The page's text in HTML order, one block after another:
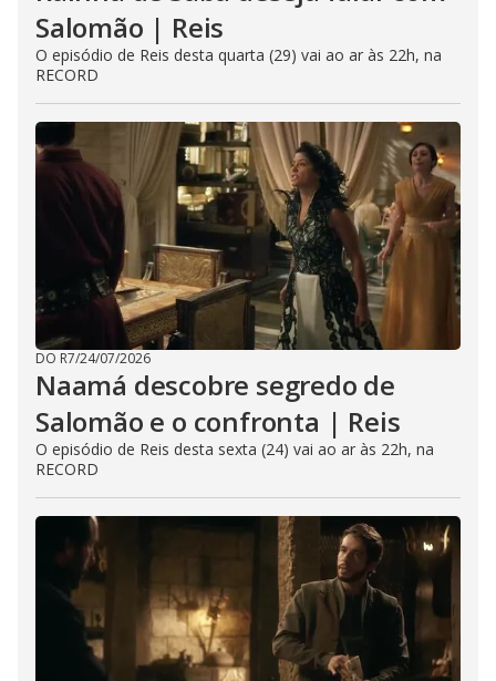
Salomão | Reis
O episódio de Reis desta quarta (29) vai ao ar às 22h, na
RECORD
DO R7/24/07/2026
Naamá descobre segredo de
Salomão e o confronta | Reis
O episódio de Reis desta sexta (24) vai ao ar às 22h, na
RECORD